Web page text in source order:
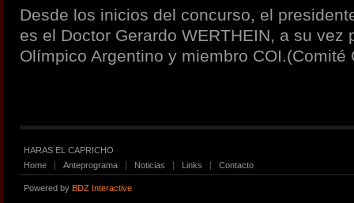
Desde los inicios del concurso, el
es el Doctor Gerardo WERTHEIN, a su vez
Olímpico Argentino y miembro
HARAS EL CAPRICHO
Home
Anteprograma Noticias Links Contacto
Powered by BDZ Interactive